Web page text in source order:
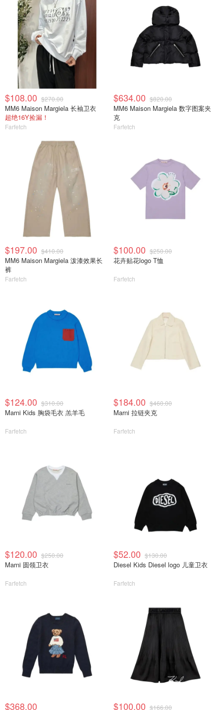
$108.00 $270.00
MM6 Maison Margiela 长袖卫衣
超绝16Y捡漏！
Farfetch
$634.00 $820.00
MM6 Maison Margiela 数字图案夹
克
Farfetch
$197.00 $410.00
MM6 Maison Margiela 泼漆效果长
裤
Farfetch
$100.00 $250.00
花卉贴花logo T恤
Farfetch
$124.00 $310.00
Marni Kids 胸袋毛衣 羔羊毛
Farfetch
$184.00 $460.00
Marni 拉链夹克
Farfetch
$120.00 $250.00
Marni 圆领卫衣
Farfetch
$52.00 $130.00
Diesel Kids Diesel logo 儿童卫衣
Farfetch
$368.00 $100.00 $166.00